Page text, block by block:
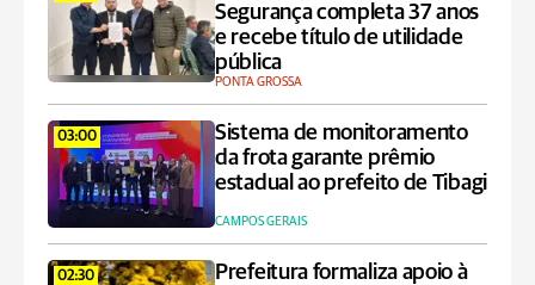
Segurança completa 37 anos
e recebe título de utilidade
pública
PONTA GROSSA
03:00
Sistema de monitoramento
da frota garante prêmio
estadual ao prefeito de Tibagi
CAMPOS GERAIS
02:30
Prefeitura formaliza apoio à